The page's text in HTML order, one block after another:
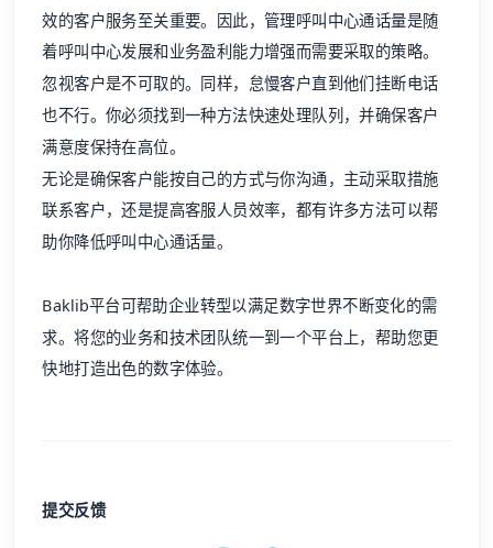
效的客户服务至关重要。因此，管理呼叫中心通话量是随
着呼叫中心发展和业务盈利能力增强而需要采取的策略。
忽视客户是不可取的。同样，怠慢客户直到他们挂断电话
也不行。你必须找到一种方法快速处理队列，并确保客户
满意度保持在高位。
无论是确保客户能按自己的方式与你沟通，主动采取措施
联系客户，还是提高客服人员效率，都有许多方法可以帮
助你降低呼叫中心通话量。
Baklib平台可帮助企业转型以满足数字世界不断变化的需
求。将您的业务和技术团队统一到一个平台上，帮助您更
快地打造出色的数字体验。
提交反馈